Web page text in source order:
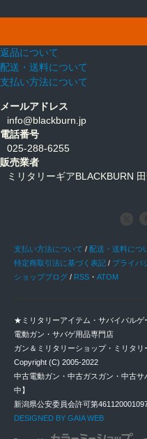
返品について
配送・送料について
支払い方法について
メールアドレス
info@blackburn.jp
電話番号
025-288-6255
販売業者
ミリタリーギアBLACKBURN
支払い方法について / 配送・送料につ
特定商取引法に基づく表記 / プライバ
ショップブログ / RSS ・ ATOM
★ミリタリーアイテム・サバイバル
電動ガン・サバゲ用品専門店
ガン＆ミリタリーショップ・ミリタリ
Copyright (C) 2005-2022
中古電動ガン・中古ガスガン・中古
中】
新潟県公安委員会許可第
DESIGNED BY GAIA WEB